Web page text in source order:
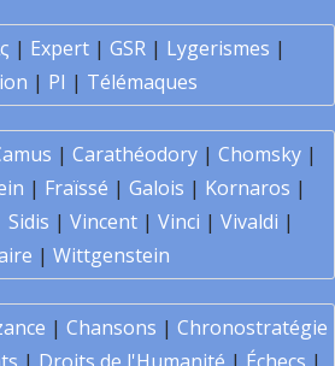
| Expert| GSR| Lygerismes |
| PI | Télémaques
| Carathéodory| Chomsky|
| Fraïssé | Galois | Kornaros |
Sidis | Vincent | Vinci | Vivaldi |
| Wittgenstein
| Chansons | Chronostratégie